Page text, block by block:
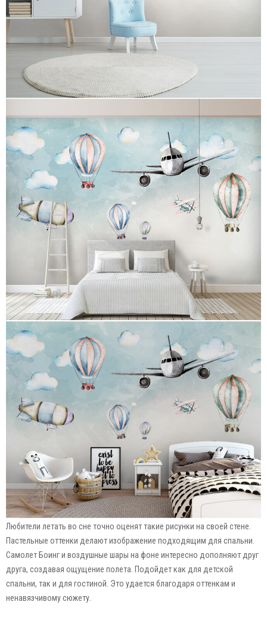
Любители летать во сне точно оценят такие рисунки на своей стене.
Пастельные оттенки делают изображение подходящим для спальни.
Самолет Боинг и воздушные шары на фоне интересно дополняют друг
друга, создавая ощущение полета. Подойдет как для детской
спальни, так и для гостиной. Это удается благодаря оттенкам и
ненавязчивому сюжету.